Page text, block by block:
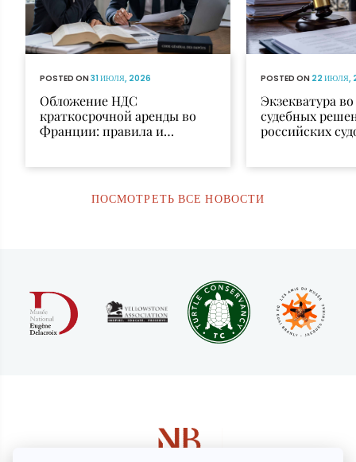
POSTED ON31 ИЮЛЯ, 2026
Обложение НДС
краткосрочной аренды во
Франции: правила и
POSTED ON 22 ИЮЛЯ,
Экзекватура
судебных
российских
ПОСМОТРЕТЬ ВСЕ НОВОСТИ